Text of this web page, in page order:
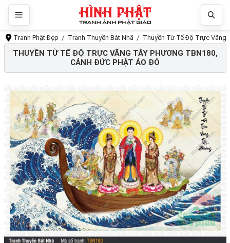
Tranh Phật Đẹp Tranh Thuyền Bát Nhã Thuyền Từ Tế Độ Trực Vãng
THUYỀN TỪ TẾ ĐỘ TRỰC VÃNG TÂY PHƯƠNG TBN180,
CẢNH ĐỨC PHẬT ÁO ĐỎ